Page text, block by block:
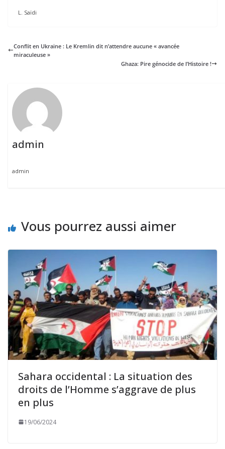
L. Saïdi
Conflit en Ukraine : Le Kremlin dit n’attendre aucune « avancée
miraculeuse »
Ghaza: Pire génocide de l’Histoire !
admin
admin
Vous pourrez aussi aimer
Sahara occidental : La situation des
droits de l’Homme s’aggrave de plus
en plus
19/06/2024